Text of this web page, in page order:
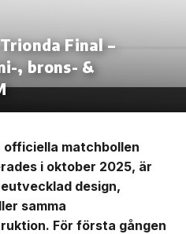
Final –
, brons- &
officiella matchbollen
i oktober 2025, är
design,
samma
För första gången